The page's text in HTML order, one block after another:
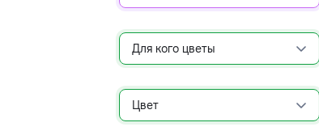
Для кого цветы
Цвет